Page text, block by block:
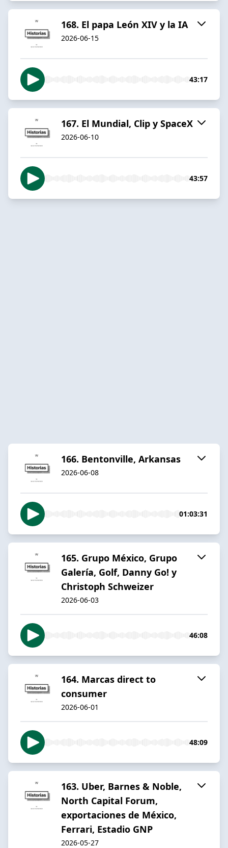
168. El papa León XIV y la IA
2026-06-15
43:17
167. El Mundial, Clip y SpaceX
2026-06-10
43:57
166. Bentonville, Arkansas
2026-06-08
01:03:31
165. Grupo México, Grupo
Galería, Golf, Danny Go! y
Christoph Schweizer
2026-06-03
46:08
164. Marcas direct to
consumer
2026-06-01
48:09
163. Uber, Barnes & Noble,
North Capital Forum,
exportaciones de México,
Ferrari, Estadio GNP
2026-05-27